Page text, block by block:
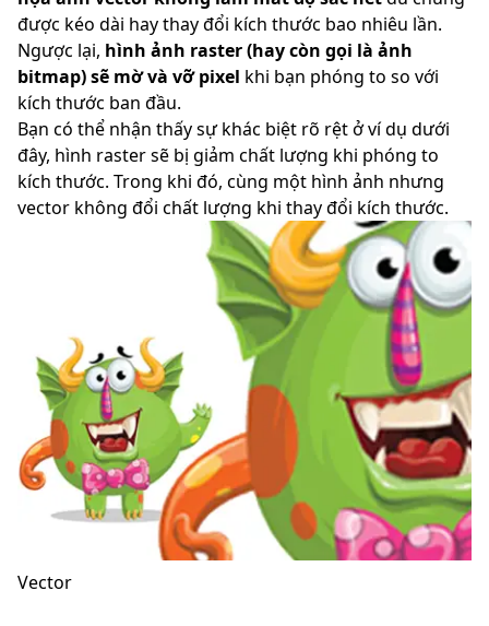
được kéo dài haythay đổi kích thước bao nhiêu lần.
Ngược lại, hình ảnh raster (hay còn gọi là ảnh
bitmap) sẽ mờ và vỡ pixel khi bạn phóng to so với
kích thước ban đầu.
Bạn có thể nhận thấy sự khác biệt rõ rệt ở ví dụ dưới
đây, hình raster sẽ bị giảm chất lượng khi phóng to
kích thước. Trong khi đó, cùng một hình ảnh nhưng
vector không đổi chất lượng khi thay đổi kích thước.
Vector